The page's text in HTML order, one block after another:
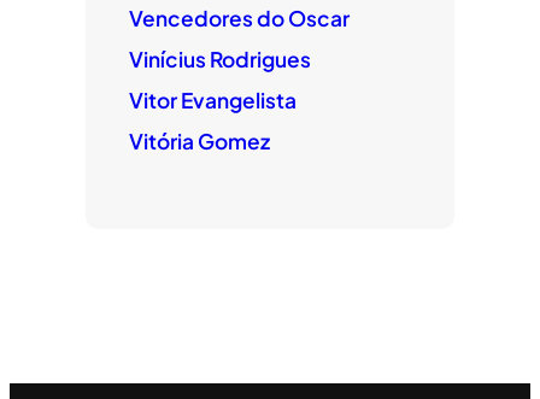
Vencedores do Oscar
Vinícius Rodrigues
Vitor Evangelista
Vitória Gomez